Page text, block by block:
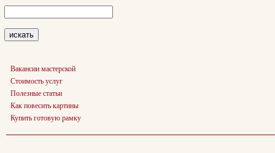
Вакансии мастерской
Стоимость услуг
Полезные статьи
Как повесить картины
Купить готовую рамку